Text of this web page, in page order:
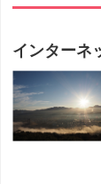
インターネ